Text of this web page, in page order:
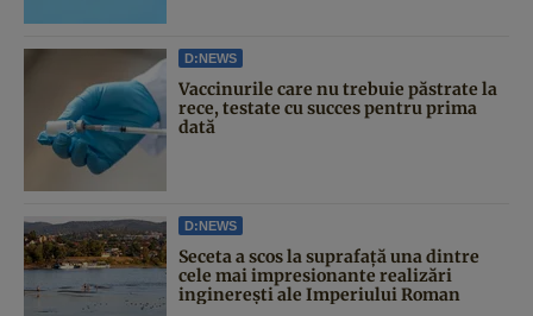
D:NEWS
Vaccinurile care nu trebuie păstrate la
rece, testate cu succes pentru prima
dată
D:NEWS
Seceta a scos la suprafață una dintre
cele mai impresionante realizări
inginerești ale Imperiului Roman